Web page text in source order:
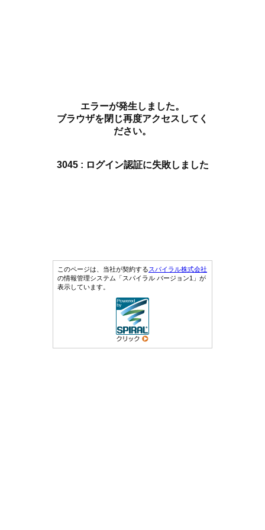
エラーが発生しました。
ブラウザを閉じ再度アクセスしてく
ださい。
3045 : ログイン認証に失敗しました
このページは、当社が契約するスパイラル株式会社
の情報管理システム「スパイラル バージョン1」が
表示しています。